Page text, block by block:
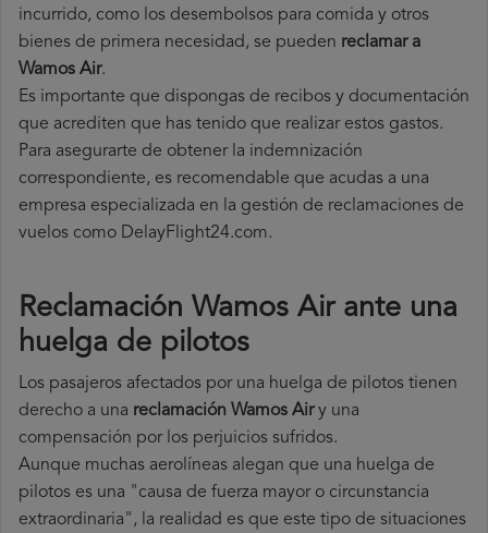
incurrido, como los desembolsos para comida y otros
bienes de primera necesidad, se pueden reclamar a
Wamos Air.
Es importante que dispongas de recibos y documentación
que acrediten que has tenido que realizar estos gastos.
Para asegurarte de obtener la indemnización
correspondiente, es recomendable que acudas a una
empresa especializada en la gestión de reclamaciones de
vuelos como DelayFlight24.com.
Reclamación Wamos Air ante una
huelga de pilotos
Los pasajeros afectados por una huelga de pilotos tienen
derecho a una reclamación Wamos Airy una
compensación por los perjuicios sufridos.
Aunque muchas aerolíneas alegan que una huelga de
pilotos es una "causa de fuerza mayor o circunstancia
extraordinaria", la realidad es que este tipo de situaciones